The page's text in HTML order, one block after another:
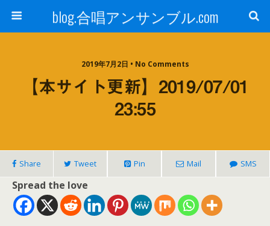
blog.合唱アンサンブル.com
2019年7月2日 • No Comments
【本サイト更新】2019/07/01
23:55
Share Tweet Pin Mail SMS
Spread the love